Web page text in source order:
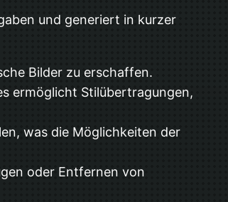
und generiert in kurzer
Bilder zu erschaffen.
ermöglicht Stilübertragungen,
was die Möglichkeiten der
oder Entfernen von